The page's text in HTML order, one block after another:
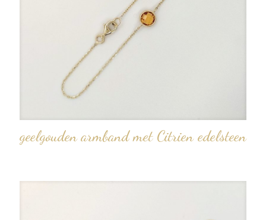
geelgouden armband met Citrien edelsteen